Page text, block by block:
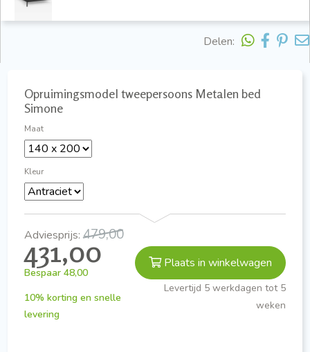
Delen:
Opruimingsmodel tweepersoons Metalen bed
Simone
Maat
Kleur
Adviesprijs: 479,00
431,00
Bespaar 48,00
10% korting en snelle
levering
Plaats in winkelwagen
Levertijd 5 werkdagen tot 5
weken